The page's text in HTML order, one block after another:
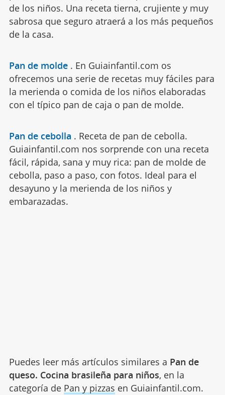
de los niños. Una receta tierna, crujiente y muy
sabrosa que seguro atraerá a los más pequeños
de la casa.
Pan de molde . En Guiainfantil.com os
ofrecemos una serie de recetas muy fáciles para
la merienda o comida de los niños elaboradas
con el típico pan de caja o pan de molde.
Pan de cebolla . Receta de pan de cebolla.
Guiainfantil.com nos sorprende con una receta
fácil, rápida, sana y muy rica: pan de molde de
cebolla, paso a paso, con fotos. Ideal para el
desayuno y la merienda de los niños y
embarazadas.
Puedes leer más artículos similares a Pan de
queso. Cocina brasileña para niños, en la
categoría de Pan y pizzas en Guiainfantil.com.